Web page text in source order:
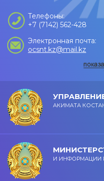
Телефоны:
+7 (7142) 562-428
Электронная почта:
ocsnt.kz@mail.kz
АКИМАТА
И ИНФОРМАЦИИ